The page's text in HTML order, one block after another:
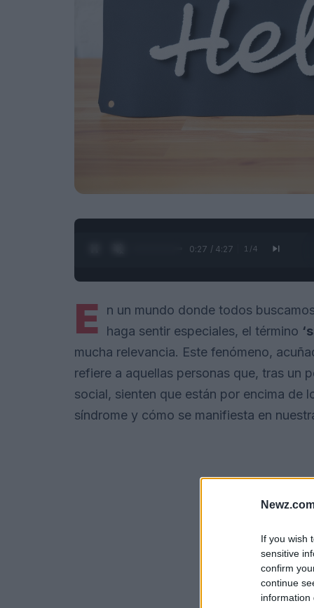
If you wish
sensitive
confirm
continue
information
0:28 / 4:27 1 /4
E
n un mundo donde todos
haga sentir especiales, el término
mucha relevancia. Este fenómeno,
refiere a aquellas personas que, tras un
social, sienten que están por encima de
síndrome y cómo se manifiesta en